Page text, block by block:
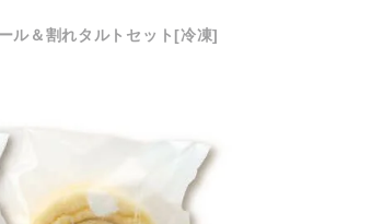
ル＆割れタルトセット[冷凍]